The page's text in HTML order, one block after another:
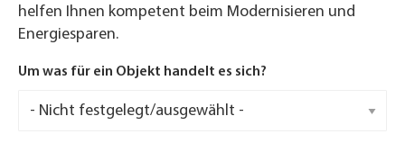
helfen Ihnen kompetent beim Modernisieren und
Energiesparen.
Um was für ein Objekt handelt es sich?